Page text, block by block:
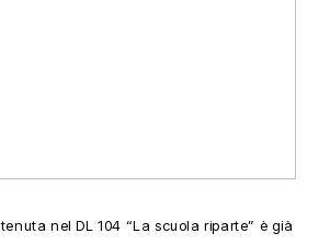
nel DL 104 “La scuola riparte” è già